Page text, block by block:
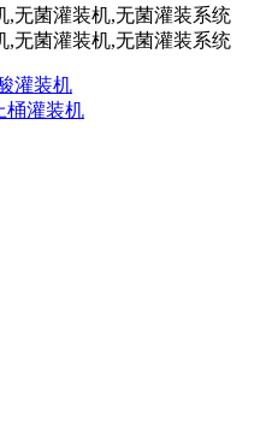
灌装机
桶灌装机